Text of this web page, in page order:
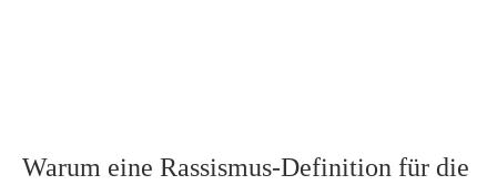
Warum eine Rassismus-Definition für die